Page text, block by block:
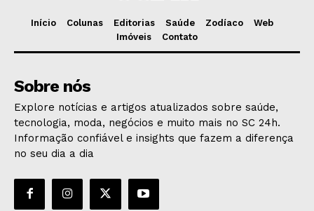
Início Colunas Editorias Saúde Zodíaco
Web
Imóveis
Contato
Sobre nós
Explore notícias e artigos atualizados sobre saúde,
tecnologia, moda, negócios e muito mais no SC 24h.
Informação confiável e insights que fazem a diferença
no seu dia a dia